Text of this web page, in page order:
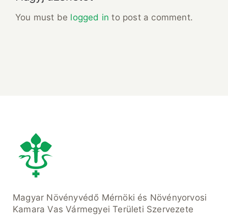
You must be logged in to post a comment.
Magyar Növényvédő Mérnöki és Növényorvosi
Kamara Vas Vármegyei Területi Szervezete